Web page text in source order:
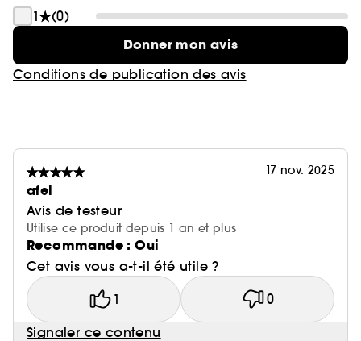
1
(0)
Donner mon avis
Conditions de publication des avis
17 nov. 2025
afel
Avis de testeur
Utilise ce produit depuis 1 an et plus
Recommande : Oui
Cet avis vous a-t-il été utile ?
1 0
Signaler ce contenu